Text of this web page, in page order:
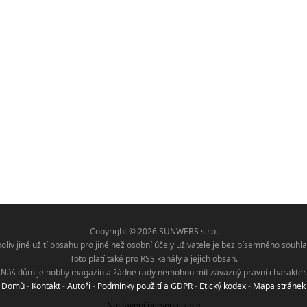
Copyright © 2026 SUNWEBS s.r.o.
jiné užití obsahu pro jiné než osobní účely uživatele je bez písemného
Toto platí také pro RSS kanály a jejich obsah.
Náš dům je hobby magazín a žádné rady nemohou mít závazný právní charakter.
Domů- Kontakt-Autoři - Podmínky použití a GDPR- Etický kodex- Mapa stránek